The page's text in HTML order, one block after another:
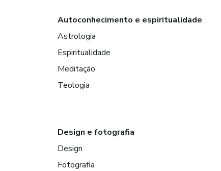
Autoconhecimento e espiritualidade
Astrologia
Espiritualidade
Meditação
Teologia
Design e fotografia
Design
Fotografia